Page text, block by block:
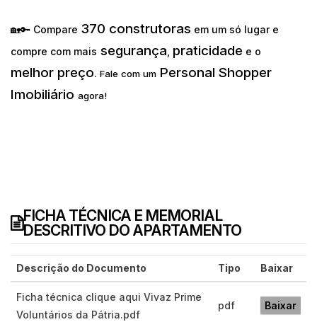
🏡🔑 Compare 370 construtoras em um só lugar e
compre com mais segurança praticidade e o
melhor preço. Fale com um Personal Shopper
Imobiliário agora!
FICHA TÉCNICA E MEMORIAL
DESCRITIVO DO APARTAMENTO
Descrição do Documento Tipo Baixar
Ficha técnica clique aqui Vivaz Prime
Voluntários da Pátria.pdf
pdf Baixar